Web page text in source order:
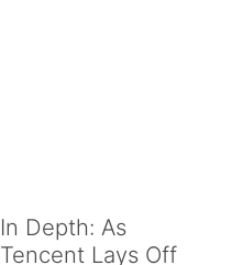
In Depth: As
Tencent Lays Off